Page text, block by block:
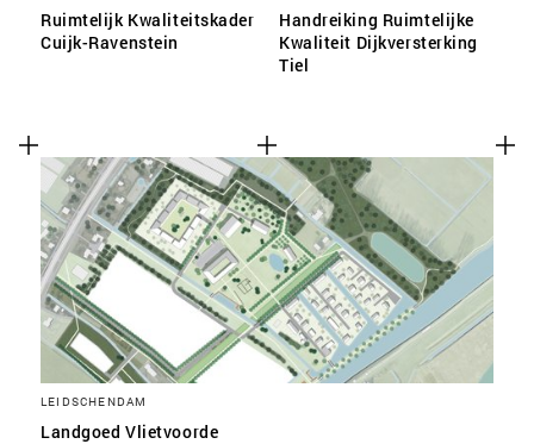
Ruimtelijk Kwaliteitskader
Cuijk-Ravenstein
Handreiking Ruimtelijke
Kwaliteit Dijkversterking
Tiel
LEIDSCHENDAM
Landgoed Vlietvoorde